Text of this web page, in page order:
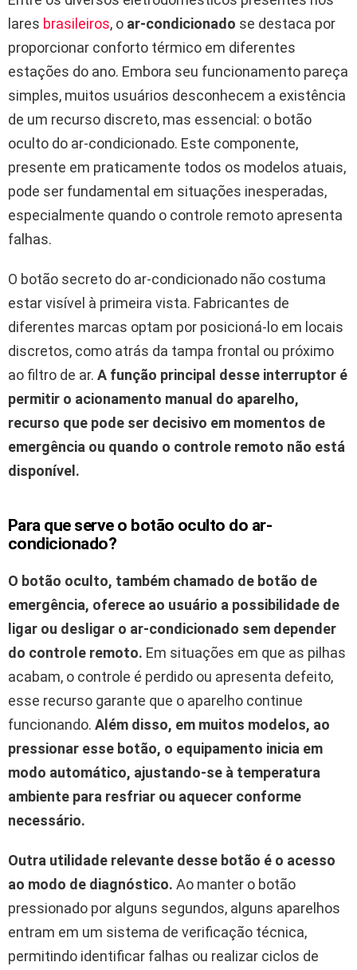
lares brasileiros, o ar-condicionado se destaca por
proporcionar conforto térmico em diferentes
estações do ano. Embora seu funcionamento pareça
simples, muitos usuários desconhecem a existência
de um recurso discreto, mas essencial: o botão
oculto do ar-condicionado. Este componente,
presente em praticamente todos os modelos atuais,
pode ser fundamental em situações inesperadas,
especialmente quando o controle remoto apresenta
falhas.
O botão secreto do ar-condicionado não costuma
estar visível à primeira vista. Fabricantes de
diferentes marcas optam por posicioná-lo em locais
discretos, como atrás da tampa frontal ou próximo
ao filtro de ar. A função principal desse interruptor é
permitir o acionamento manual do aparelho,
recurso que pode ser decisivo em momentos de
emergência ou quando o controle remoto não está
disponível.
Para que serve o botão oculto do ar-
condicionado?
O botão oculto, também chamado de botão de
emergência, oferece ao usuário a possibilidade de
ligar ou desligar o ar-condicionado sem depender
do controle remoto. Em situações em que as pilhas
acabam, o controle é perdido ou apresenta defeito,
esse recurso garante que o aparelho continue
funcionando. Além disso, em muitos modelos, ao
pressionar esse botão, o equipamento inicia em
modo automático, ajustando-se à temperatura
ambiente para resfriar ou aquecer conforme
necessário.
Outra utilidade relevante desse botão é o acesso
ao modo de diagnóstico. Ao manter o botão
pressionado por alguns segundos, alguns aparelhos
entram em um sistema de verificação técnica,
permitindo identificar falhas ou realizar ciclos de